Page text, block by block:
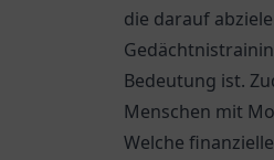
die darauf
Bedeutung ist.
Menschen mit
Welche